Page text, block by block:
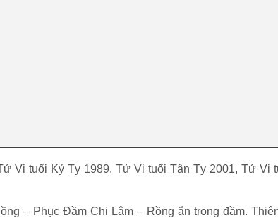
Vi tuổi Kỷ Tỵ 1989, Tử Vi tuổi Tân Tỵ 2001, Tử Vi
– Phục Đầm Chi Lâm – Rồng ẩn trong đầm.